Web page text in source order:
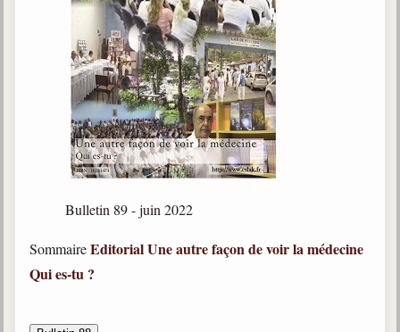
Bulletin 89 - juin 2022
SommaireEditorialUne autre façon de voir la médecine
Qui es-tu ?